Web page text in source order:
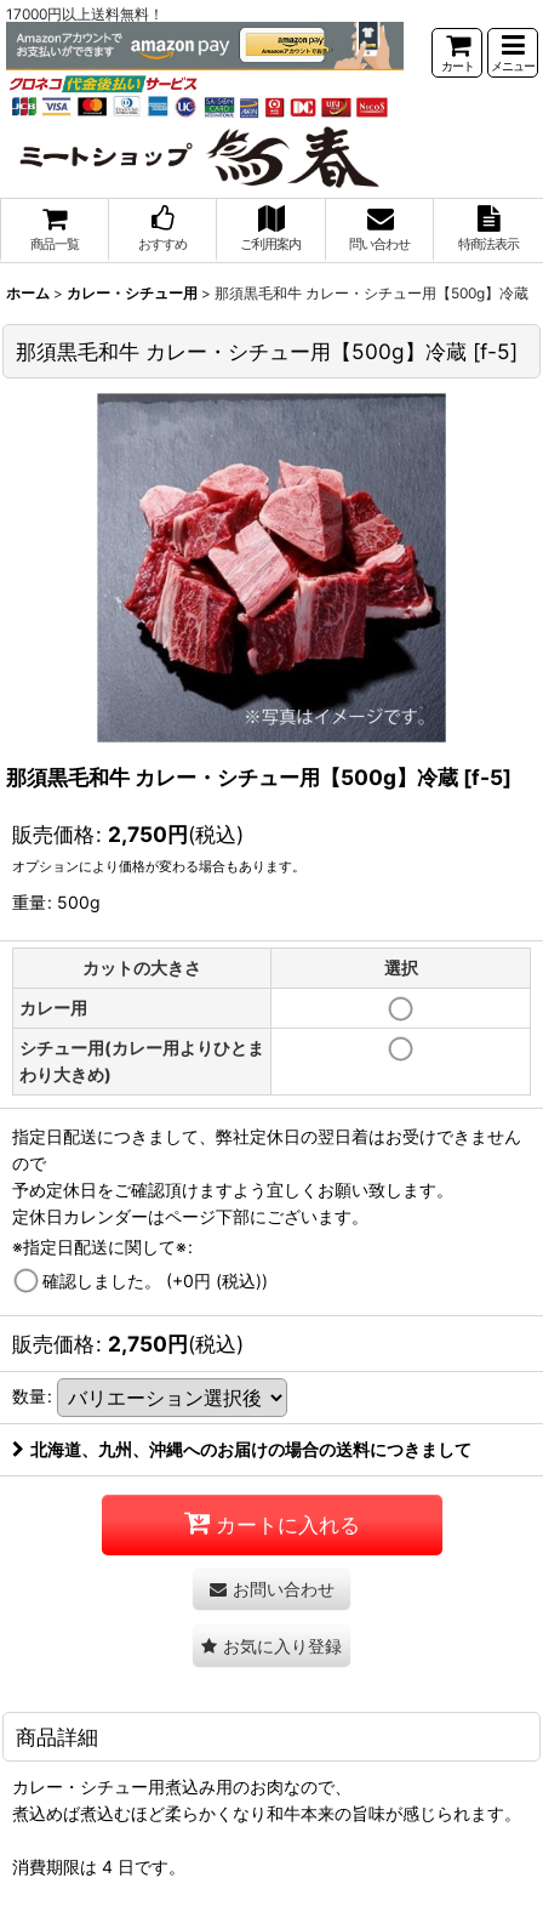
17000円以上送料無料！
カート メニュー
商品一覧 おすすめ ご利用案内 問い合わせ 特商法表示
ホーム > カレー・シチュー用 > 那須黒毛和牛 カレー・シチュー用【500g】冷蔵
那須黒毛和牛 カレー・シチュー用【500g】冷蔵 [f-5]
那須黒毛和牛 カレー・シチュー用【500g】冷蔵 [f-5]
販売価格: 2,750円(税込)
オプションにより価格が変わる場合もあります。
重量: 500g
カットの大きさ
選択
カレー用
シチュー用(カレー用よりひとま
わり大きめ)
指定日配送につきまして、弊社定休日の翌日着はお受けできません
ので
予め定休日をご確認頂けますよう宜しくお願い致します。
定休日カレンダーはページ下部にございます。
※指定日配送に関して※:
確認しました。 (+0円 (税込))
販売価格: 2,750円(税込)
数量:
北海道、九州、沖縄へのお届けの場合の送料につきまして
カートに入れる
お問い合わせ
お気に入り登録
商品詳細
カレー・シチュー用煮込み用のお肉なので、
煮込めば煮込むほど柔らかくなり和牛本来の旨味が感じられます。
消費期限は 4 日です。